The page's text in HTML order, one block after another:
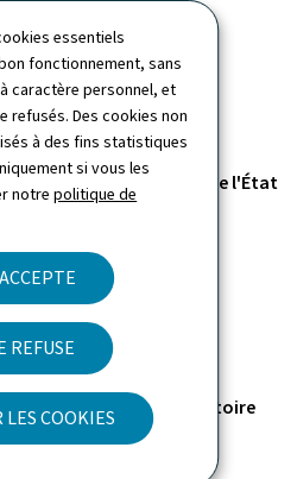
essentiels
fonctionnement, sans
caractère personnel, et
refusés. Des cookies non
à des fins statistiques
si vous les
notrepolitique de
REFUSE
LES COOKIES
et de l'organisation de l'État
l’Aménagement du territoire
du territoire